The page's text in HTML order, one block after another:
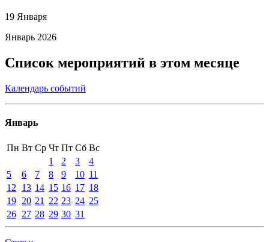
19 Января
Январь 2026
Список мероприятий в этом месяце
Календарь событий
Январь
Пн Вт Ср Чт Пт Сб Вс
1
2 3
4
5
6 7 8 9 10 11
12
13 14 15 16 17 18
19 20 21 22 23 24 25
26 27 28 29 30 31